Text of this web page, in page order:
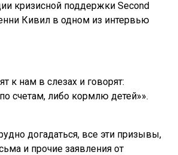
кризисной поддержки Second
Кивил в одном из интервью
к нам в слезах и говорят:
счетам, либо кормлю детей»».
догадаться, все эти призывы,
и прочие заявления от